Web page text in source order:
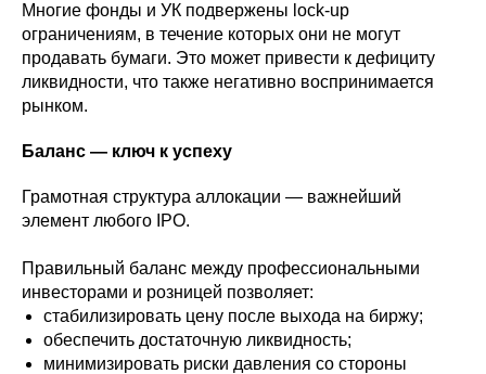
Многие фонды и УК подвержены lock-up
ограничениям, в течение которых они не могут
продавать бумаги. Это может привести к дефициту
ликвидности, что также негативно воспринимается
рынком.
Баланс — ключ к успеху
Грамотная структура аллокации — важнейший
элемент любого IPO.
Правильный баланс между профессиональными
инвесторами и розницей позволяет:
стабилизировать цену после выхода на биржу;
обеспечить достаточную ликвидность;
минимизировать риски давления со стороны